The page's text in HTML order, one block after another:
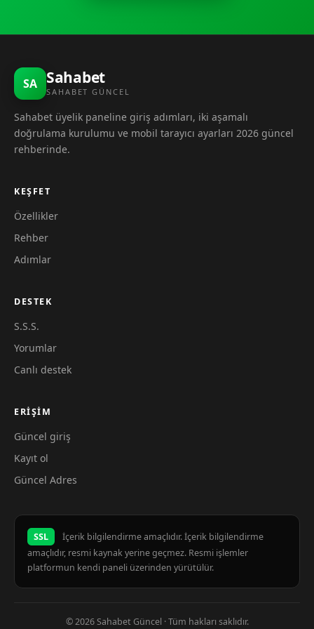
SA Sahabet
SAHABET GÜNCEL
Sahabet üyelik paneline giriş adımları, iki aşamalı
doğrulama kurulumu ve mobil tarayıcı ayarları 2026 güncel
rehberinde.
KEŞFET
Özellikler
Rehber
Adımlar
DESTEK
S.S.S.
Yorumlar
Canlı destek
ERIŞIM
Güncel giriş
Kayıt ol
Güncel Adres
SSL
İçerik bilgilendirme amaçlıdır. İçerik bilgilendirme
amaçlıdır, resmi kaynak yerine geçmez. Resmi işlemler
platformun kendi paneli üzerinden yürütülür.
© 2026 Sahabet Güncel · Tüm hakları saklıdır.